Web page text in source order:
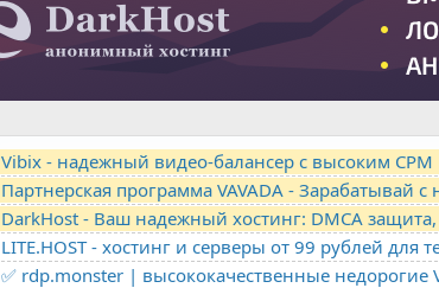
Vibix - надежный видео-балансер с высоким CPM
Партнерская программа VAVADA - Зарабатывай с
DarkHost - Ваш надежный хостинг: DMCA
✅ rdp.monster | высококачественные недорогие